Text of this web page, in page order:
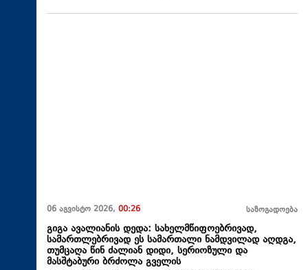
06 აგვისტო 2026, 00:26 საზოგადოება
გიგა ავალიანის დედა: სახელმწიფოებრივად,
სამართლებრივად ეს სამართალი ნამდვილად აღდგა,
თუმცაღა წინ ძალიან დიდი, სერიოზული და
მასშტაბური ბრძოლა გველის